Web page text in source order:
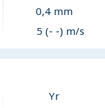
0,4mm
5 (- -) m/s
Yr